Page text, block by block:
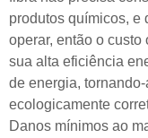
produtos químicos, e
operar, então o custo
sua alta eficiência
de energia,
ecologicamente
Danos mínimos ao